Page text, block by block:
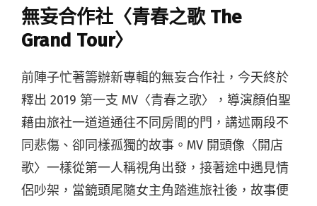
無妄合作社〈青春之歌 The
Grand Tour〉
前陣子忙著籌辦新專輯的無妄合作社，今天終於
釋出 2019 第一支 MV〈青春之歌〉，導演顏伯聖
藉由旅社一道道通往不同房間的門，講述兩段不
同悲傷、卻同樣孤獨的故事。MV 開頭像〈開店
歌〉一樣從第一人稱視角出發，接著途中遇見情
侶吵架，當鏡頭尾隨女主角踏進旅社後，故事便